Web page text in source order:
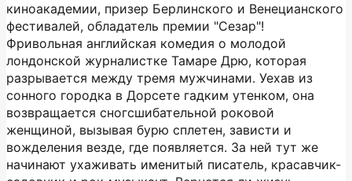
киноакадемии, призер Берлинского и Венецианского
фестивалей, обладатель премии "Сезар"!
Фривольная английская комедия о молодой
лондонской журналистке Тамаре Дрю, которая
разрывается между тремя мужчинами. Уехав из
сонного городка в Дорсете гадким утенком, она
возвращается сногсшибательной роковой
женщиной, вызывая бурю сплетен, зависти и
вожделения везде, где появляется. За ней тут же
начинают ухаживать именитый писатель, красавчик-